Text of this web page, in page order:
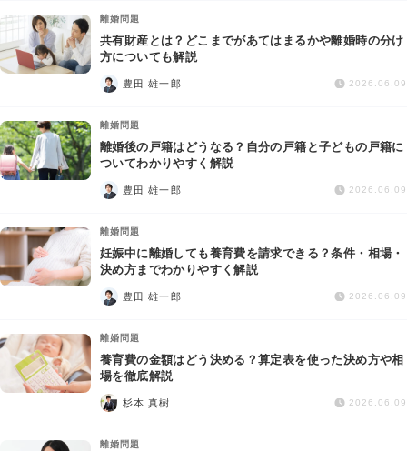
交通事故
労働問題
債権回収
IT・ネット
資金調達
企業法務
離婚問題
共有財産とは？どこまでがあてはまるかや離婚時の分け
方についても解説
豊田 雄一郎 2026.06.09
離婚問題
離婚後の戸籍はどうなる？自分の戸籍と子どもの戸籍に
ついてわかりやすく解説
豊田 雄一郎 2026.06.09
離婚問題
妊娠中に離婚しても養育費を請求できる？条件・相場・
決め方までわかりやすく解説
豊田 雄一郎 2026.06.09
離婚問題
養育費の金額はどう決める？算定表を使った決め方や相
場を徹底解説
杉本 真樹 2026.06.09
離婚問題